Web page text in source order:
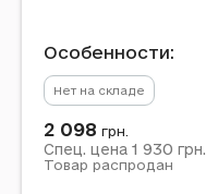
Особенности:
Нет на складе
2 098 грн.
Спец. цена 1 930 грн.
Товар распродан